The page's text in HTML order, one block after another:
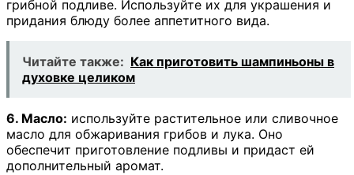
грибной подливе. Используйте их для украшения и
придания блюду более аппетитного вида.
Читайте также: Как приготовить шампиньоны в
духовке целиком
6. Масло: используйте растительное или сливочное
масло для обжаривания грибов и лука. Оно
обеспечит приготовление подливы и придаст ей
дополнительный аромат.